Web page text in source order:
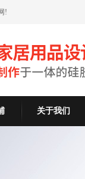
!
关于我们